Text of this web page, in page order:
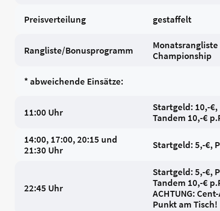
Preisverteilung gestaffelt
Rangliste/Bonusprogramm
Championship
* abweichende Einsätze:
11:00 Uhr
Startgeld: 10,-€,
Tandem 10,-€
14:00, 17:00, 20:15 und
21:30 Uhr
Startgeld: 5,-€,
22:45 Uhr
Startgeld: 5,-€,
Tandem 10,-€
ACHTUNG:
Punkt am Tisch!